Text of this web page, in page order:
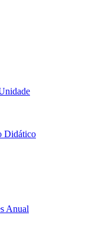
Didático
Anual